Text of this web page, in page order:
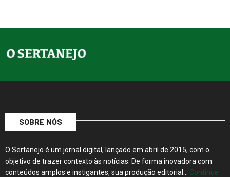
SOBRE NÓS
O Sertanejo é um jornal digital, lançado em abril de 2015, com o
objetivo de trazer contexto às notícias. De forma inovadora com
conteúdos amplos e instigantes, sua produção editorial… Continue